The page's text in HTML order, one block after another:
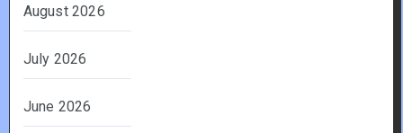
August 2026
July 2026
June 2026